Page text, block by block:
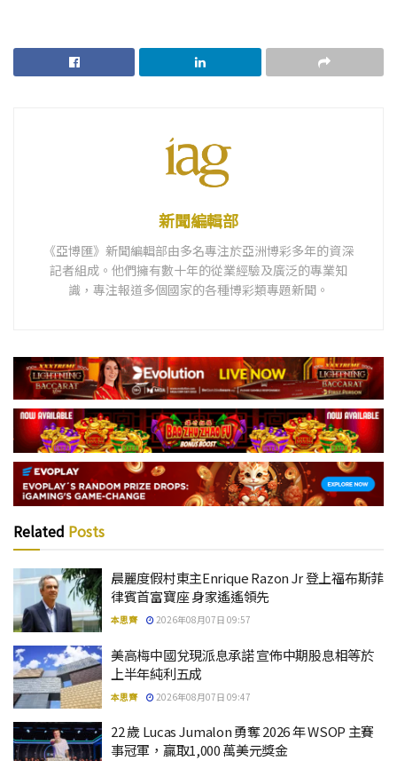
新聞編輯部
《亞博匯》新聞編輯部由多名專注於亞洲博彩多年的資深
記者組成。他們擁有數十年的從業經驗及廣泛的專業知
識，專注報道多個國家的各種博彩類專題新聞。
Related Posts
晨麗度假村東主Enrique Razon Jr 登上福布斯菲
律賓首富寶座 身家遙遙領先
本思齊 2026年08月07日 09:57
美高梅中國兌現派息承諾 宣佈中期股息相等於
上半年純利五成
本思齊 2026年08月07日 09:47
22 歲 Lucas Jumalon 勇奪 2026 年 WSOP 主賽
事冠軍，贏取1,000 萬美元獎金